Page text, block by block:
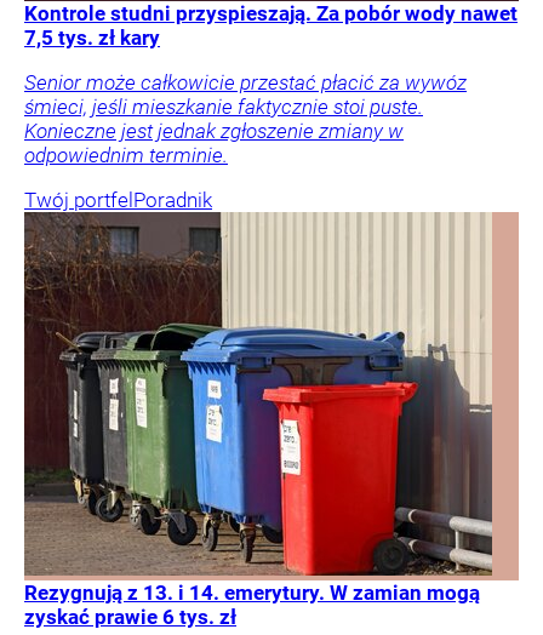
Kontrole studni przyspieszają. Za pobór wody nawet
7,5 tys. zł kary
Senior może całkowicie przestać płacić za wywóz
śmieci, jeśli mieszkanie faktycznie stoi puste.
Konieczne jest jednak zgłoszenie zmiany w
odpowiednim terminie.
Twój portfel Poradnik
Rezygnują z 13. i 14. emerytury. W zamian mogą
zyskać prawie 6 tys. zł